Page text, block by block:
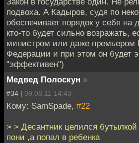
подвоха. А Кадыров, судя по
обеспечивает порядок у себя на
кто-то будет сильно возражать,
министром или даже премьером
Федерации и при этом он будет
"эффективен")
Медвед Полоскун »
#34 | 09.08.11 14:43
Кому: SamSpade, #22
> > Десантник целился
пони ,а попал в ребенка